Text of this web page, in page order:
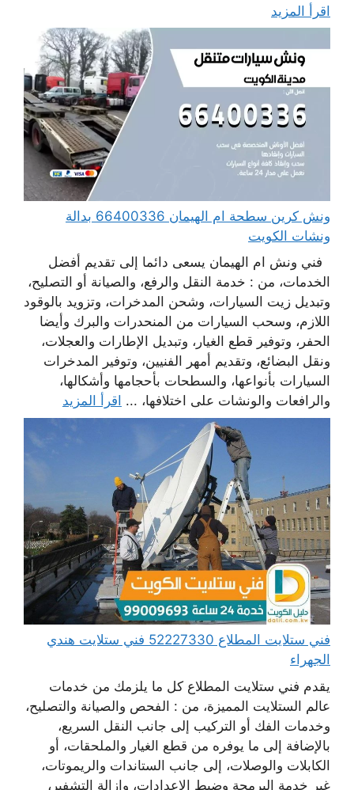
اقرأ المزيد
ونش كرين سطحة ام الهيمان 66400336 بدالة
ونشات الكويت
فني ونش ام الهيمان يسعى دائما إلى تقديم أفضل
الخدمات، من : خدمة النقل والرفع، والصيانة أو التصليح،
وتبديل زيت السيارات، وشحن المدخرات، وتزويد بالوقود
اللازم، وسحب السيارات من المنحدرات والبرك وأيضا
الحفر، وتوفير قطع الغيار، وتبديل الإطارات والعجلات،
ونقل البضائع، وتقديم أمهر الفنيين، وتوفير المدخرات
السيارات بأنواعها، والسطحات بأحجامها وأشكالها،
والرافعات والونشات على اختلافها، ... اقرأ المزيد
فني ستلايت المطلاع 52227330 فني ستلايت هندي
الجهراء
يقدم فني ستلايت المطلاع كل ما يلزمك من خدمات
عالم الستلايت المميزة، من : الفحص والصيانة والتصليح،
وخدمات الفك أو التركيب إلى جانب النقل السريع،
بالإضافة إلى ما يوفره من قطع الغيار والملحقات، أو
الكابلات والوصلات، إلى جانب الستاندات والريموتات،
غير خدمة البرمجة وضبط الإعدادات، وإزالة التشفير،